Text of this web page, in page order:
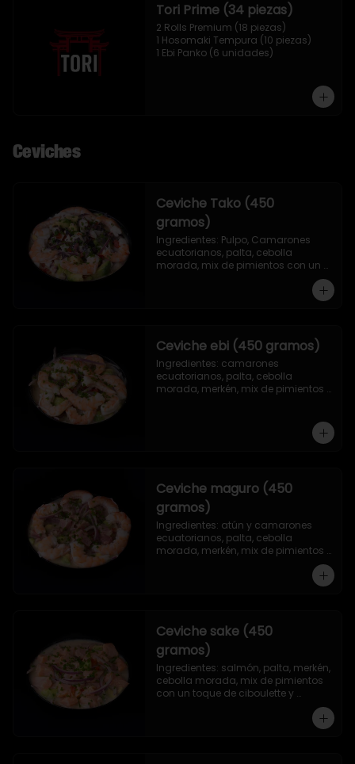
Tori Prime (34 piezas)
2 Rolls Premium (18 piezas)
1 Hosomaki Tempura (10 piezas)
1 Ebi Panko (6 unidades)
Ceviches
Ceviche Tako (450
gramos)
Ingredientes: Pulpo, Camarones
ecuatorianos, palta, cebolla
morada, mix de pimientos con un
toque de ciboulette, merkén, cilantro
Ceviche ebi (450 gramos)
Ingredientes: camarones
ecuatorianos, palta, cebolla
morada, merkén, mix de pimientos
Ceviche maguro (450
gramos)
Ingredientes: atún y camarones
ecuatorianos, palta, cebolla
morada, merkén, mix de pimientos
Ceviche sake (450
gramos)
Ingredientes: salmón, palta, merkén,
cebolla morada, mix de pimientos
con un toque de ciboulette y